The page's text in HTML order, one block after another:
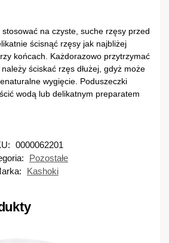
stosować na czyste, suche rzęsy przed
ścisnąć rzęsy jak najbliżej
końcach. Każdorazowo przytrzymać
ściskać rzęs dłużej, gdyż może
wygięcie. Poduszeczki
wodą lub delikatnym preparatem
0000062201
Pozostałe
Kashoki